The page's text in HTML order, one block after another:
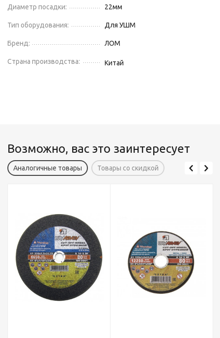
Диаметр посадки: 22мм
Тип оборудования: Для УШМ
Бренд: ЛОМ
Страна производства: Китай
Возможно, вас это заинтересует
Аналогичные товары Товары со скидкой